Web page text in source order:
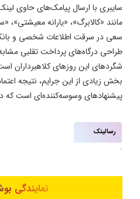
سایبری با ارسال پیامک‌های حاوی
مانند «کالابرگ»، «یارانه
سعی در سرقت اطلاعات شخصی و
طراحی درگاه‌های پرداخت تقلبی
شگردهای این روزهای کلاهبرداران
بخش زیادی از این جرایم، نتیجه
پیشنهادهای وسوسه‌کننده‌ای است
رسالینک
نمایندگی